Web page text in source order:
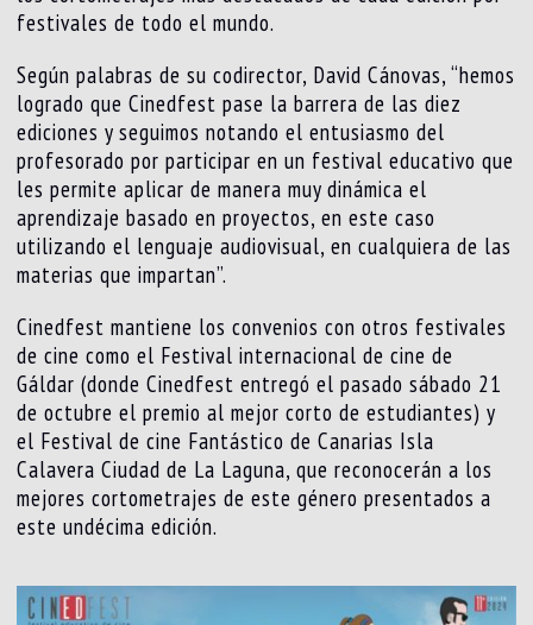
festivales de todo el mundo.
Según palabras de su codirector, David Cánovas, “hemos
logrado que Cinedfest pase la barrera de las diez
ediciones y seguimos notando el entusiasmo del
profesorado por participar en un festival educativo que
les permite aplicar de manera muy dinámica el
aprendizaje basado en proyectos, en este caso
utilizando el lenguaje audiovisual, en cualquiera de las
materias que impartan”.
Cinedfest mantiene los convenios con otros festivales
de cine como el Festival internacional de cine de
Gáldar (donde Cinedfest entregó el pasado sábado 21
de octubre el premio al mejor corto de estudiantes) y
el Festival de cine Fantástico de Canarias Isla
Calavera Ciudad de La Laguna, que reconocerán a los
mejores cortometrajes de este género presentados a
este undécima edición.